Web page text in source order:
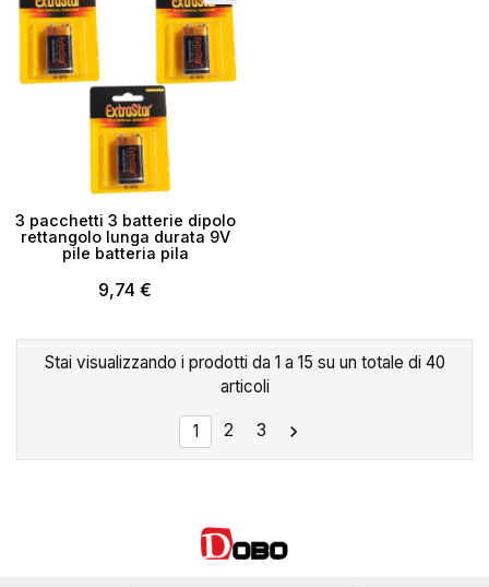
3 pacchetti 3 batterie dipolo
rettangolo lunga durata 9V
pile batteria pila
9,74 €
Stai visualizzando i prodotti da 1 a 15 su un totale di 40
articoli
1 2 3 